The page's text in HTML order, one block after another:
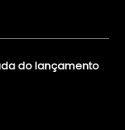
do lançamento